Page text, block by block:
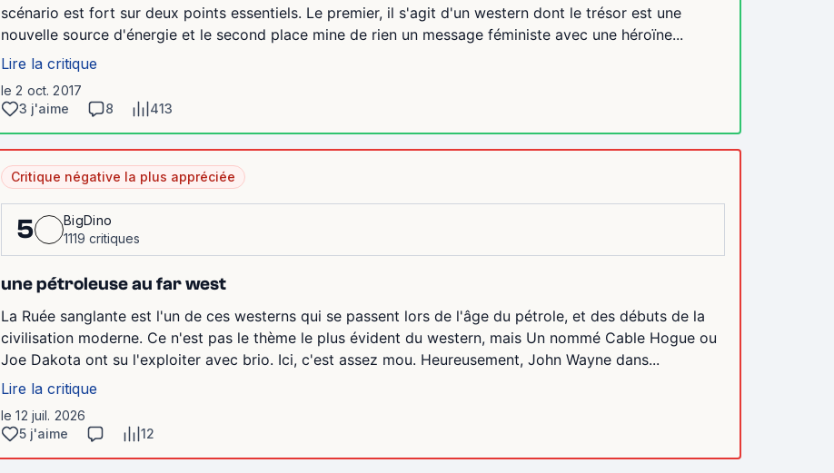
scénario est fort sur deux points essentiels. Le premier, il s'agit d'un western dont le trésor est une
nouvelle source d'énergie et le second place mine de rien un message féministe avec une héroïne...
Lire la critique
le 2 oct. 2017
3 j'aime
8 413
Critique négative la plus appréciée
5
BigDino
1119 critiques
une pétroleuse au far west
La Ruée sanglante est l'un de ces westerns qui se passent lors de l'âge du pétrole, et des débuts de la
civilisation moderne. Ce n'est pas le thème le plus évident du western, mais Un nommé Cable Hogue ou
Joe Dakota ont su l'exploiter avec brio. Ici, c'est assez mou. Heureusement, John Wayne dans...
Lire la critique
le 12 juil. 2026
5 j'aime
12